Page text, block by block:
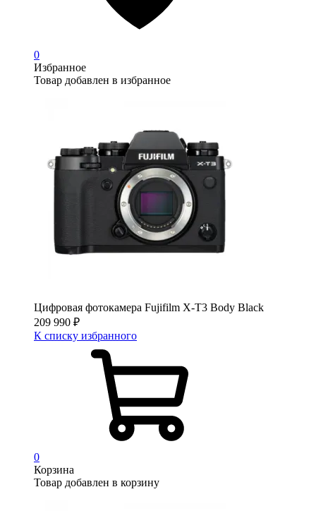
0
Избранное
Товар добавлен в избранное
Цифровая фотокамера Fujifilm X-T3 Body Black
209 990 ₽
К списку избранного
0
Корзина
Товар добавлен в корзину